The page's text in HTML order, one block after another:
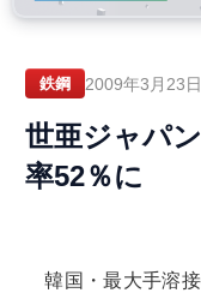
鉄鋼 2009年3月23
世亜ジャパ
率52％に
韓国・最大手溶